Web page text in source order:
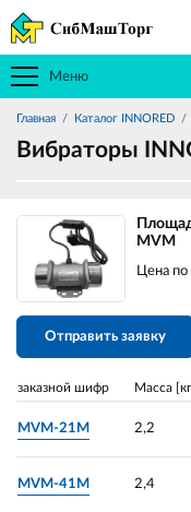
Меню
Главная Каталог INNORED
Вибраторы
MVM
Цена по
Отправить заявку
заказной шифр Масса
MVM-21M 2,2
MVM-41M 2,4